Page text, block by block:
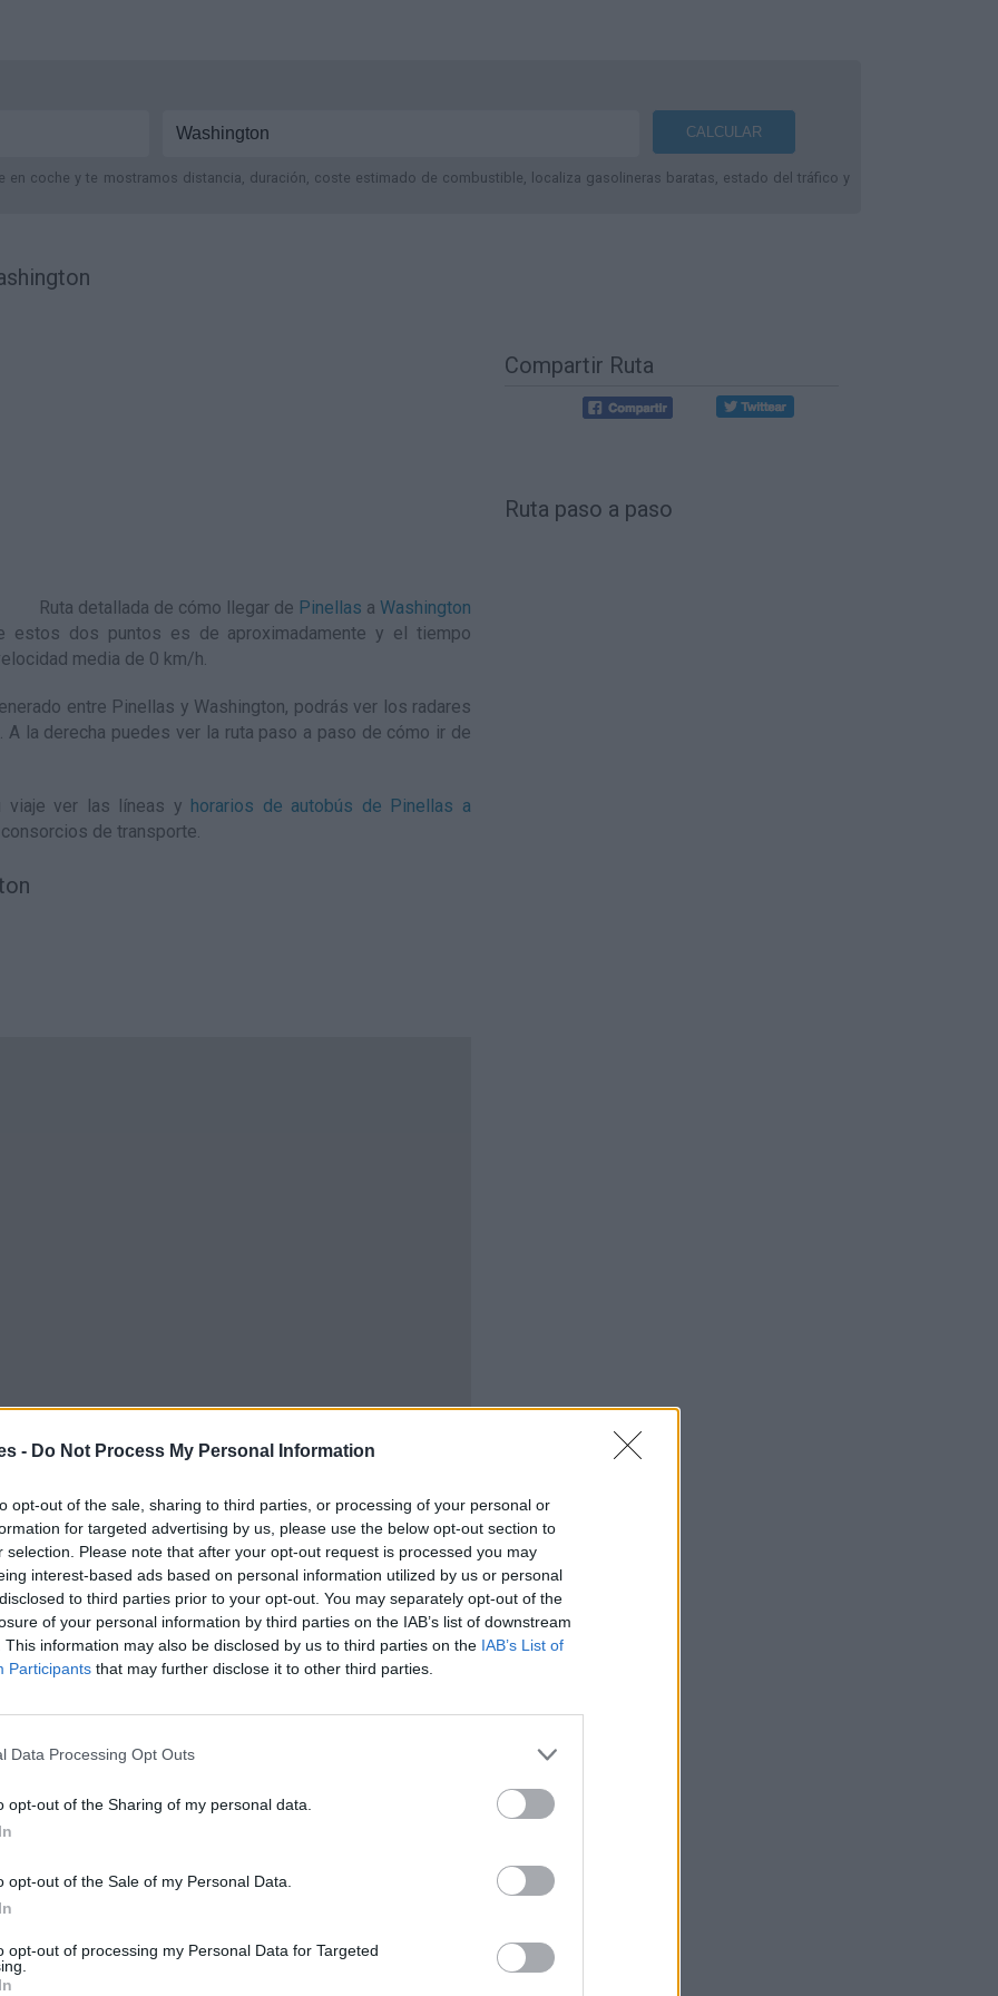
- Do Not Process My Personal Information
opt-out of the sale, sharing to third parties, or processing of your personal or
for targeted advertising by us, please use the below opt-out section to
selection. Please note that after your opt-out request is processed you may
interest-based ads based on personal information utilized by us or personal
to third parties prior to your opt-out. You may separately opt-out of the
of your personal information by third parties on the IAB’s list of downstream
This information may also be disclosed by us to third parties on the IAB’s List of
Participants that may further disclose it to other third parties.
Data Processing Opt Outs
opt-out of the Sharing of my personal data.
opt-out of the Sale of my Personal Data.
opt-out of processing my Personal Data for Targeted
en coche y te mostramos distancia, duración, coste estimado de combustible, localiza gasolineras baratas, estado del tráfico y
Ruta detallada de cómo llegar de Pinellas a Washington
estos dos puntos es de aproximadamente y el tiempo
media de 0 km/h.
entre Pinellas y Washington, podrás ver los radares
la derecha puedes ver la ruta paso a paso de cómo ir de
viaje ver las líneas y horarios de autobús de Pinellas a
de transporte.
y Washington
0
- 0,00€ - 0,00€ 0l.- 0,00€
0l.- 0,00€
Compartir Ruta
Ruta paso a paso